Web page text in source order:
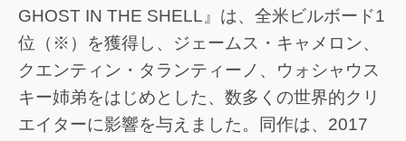
GHOST IN THE SHELL』は、全米ビルボード1
位（※）を獲得し、ジェームス・キャメロン、
クエンティン・タランティーノ、ウォシャウス
キー姉弟をはじめとした、数多くの世界的クリ
エイターに影響を与えました。同作は、2017